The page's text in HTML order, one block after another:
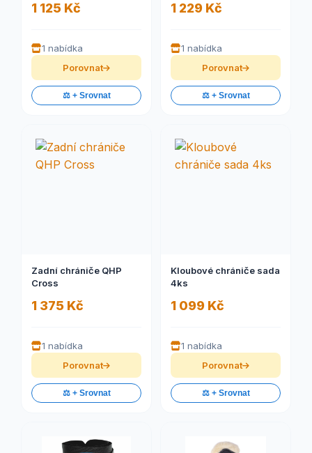
1 125 Kč
1 nabídka
Porovnat
⚖️ + Srovnat
1 229 Kč
1 nabídka
Porovnat
⚖️ + Srovnat
Zadní chrániče QHP
Cross
1 375 Kč
1 nabídka
Porovnat
⚖️ + Srovnat
Kloubové chrániče sada
4ks
1 099 Kč
1 nabídka
Porovnat
⚖️ + Srovnat